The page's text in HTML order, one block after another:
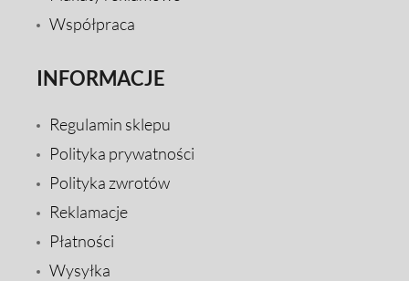
Współpraca
INFORMACJE
Regulamin sklepu
Polityka prywatności
Polityka zwrotów
Reklamacje
Płatności
Wysyłka